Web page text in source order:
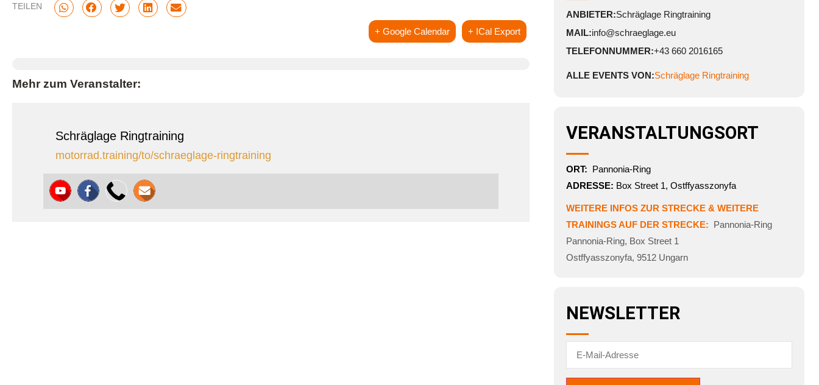
TEILEN
+ Google Calendar + ICal Export
Mehr zum Veranstalter:
Schräglage Ringtraining
motorrad.training/to/schraeglage-ringtraining
ANBIETER:Schräglage Ringtraining
MAIL:info@schraeglage.eu
TELEFONNUMMER:+43 660 2016165
ALLE EVENTS VON:Schräglage Ringtraining
VERANSTALTUNGSORT
ORT: Pannonia-Ring
ADRESSE: Box Street 1, Ostffyasszonyfa
WEITERE INFOS ZUR STRECKE & WEITERE
TRAININGS AUF DER STRECKE: Pannonia-Ring
Pannonia-Ring, Box Street 1
Ostffyasszonyfa, 9512 Ungarn
NEWSLETTER